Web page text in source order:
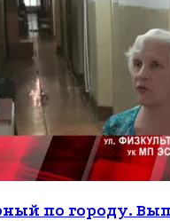
по городу.